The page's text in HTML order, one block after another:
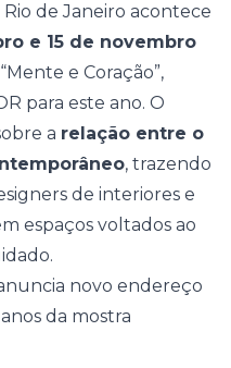
Rio de Janeiro acontece
e 15 de novembro
Mente e Coração”,
para este ano. O
a relação entre o
, trazendo
de interiores e
espaços voltados ao